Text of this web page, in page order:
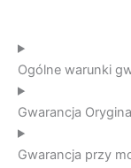
Ogólne warunki
Gwarancja
Gwarancja przy